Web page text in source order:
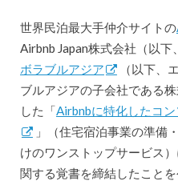
世界民泊最大手仲介サイトの
Airbnb Japan株式会社（以下
ボラブルアジア
（以下、
ブルアジアの子会社である
した「Airbnbに特化したコ
」（住宅宿泊事業の準備
けのワンストップサービス
関する覚書を締結したことを